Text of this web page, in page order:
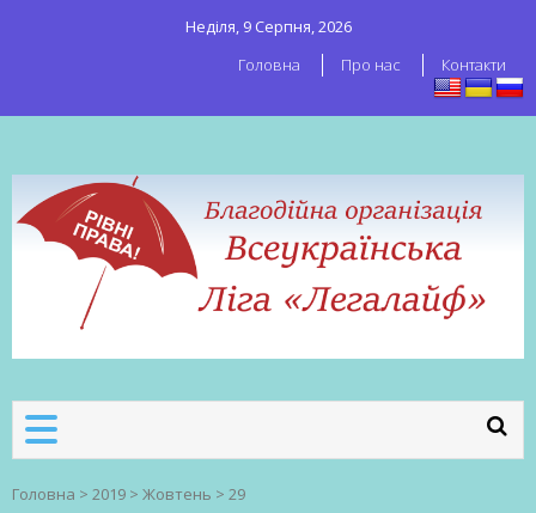
Неділя, 9 Серпня, 2026
Головна
Про нас Контакти
робітників
Головна > 2019 > Жовтень > 29